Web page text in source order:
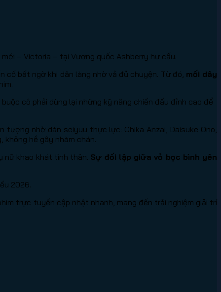
– Victoria – tại Vương quốc Ashberry hư cấu.
bất ngờ khi dân làng nhờ vả đủ chuyện. Từ đó, mối dây
cô phải dùng lại những kỹ năng chiến đấu đỉnh cao để
nhờ dàn seiyuu thực lực: Chika Anzai, Daisuke Ono,
không hề gây nhàm chán.
nữ khao khát tình thân. Sự đối lập giữa vỏ bọc bình yên
2026.
trực tuyến cập nhật nhanh, mang đến trải nghiệm giải trí